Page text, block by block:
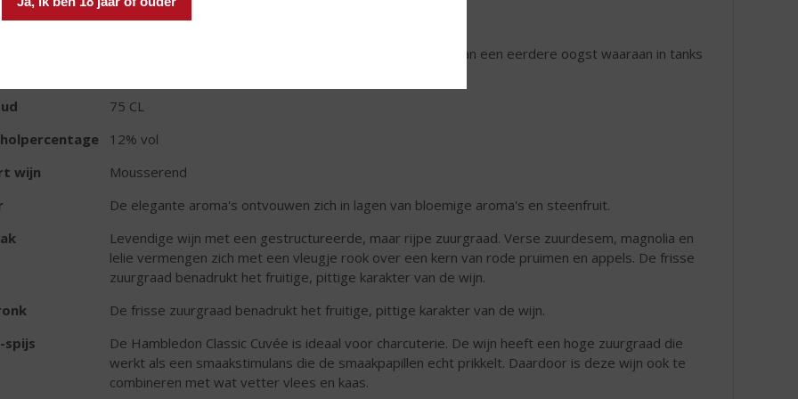
van Herkomst Engeland
52% Chardonnay, 32% Pinot Noir en 16% Pinot Meunier van een eerdere oogst waaraan in tanks
75 CL
12% vol
wijn
Mousserend
De elegante aroma's ontvouwen zich in lagen van bloemige aroma's en steenfruit.
Levendige wijn met een gestructureerde, maar rijpe zuurgraad. Verse zuurdesem, magnolia en
lelie vermengen zich met een vleugje rook over een kern van rode pruimen en appels. De frisse
zuurgraad benadrukt het fruitige, pittige karakter van de wijn.
De frisse zuurgraad benadrukt het fruitige, pittige karakter van de wijn.
spijs
De Hambledon Classic Cuvée is ideaal voor charcuterie. De wijn heeft een hoge zuurgraad die
werkt als een smaakstimulans die de smaakpapillen echt prikkelt. Daardoor is deze wijn ook te
combineren met wat vetter vlees en kaas.